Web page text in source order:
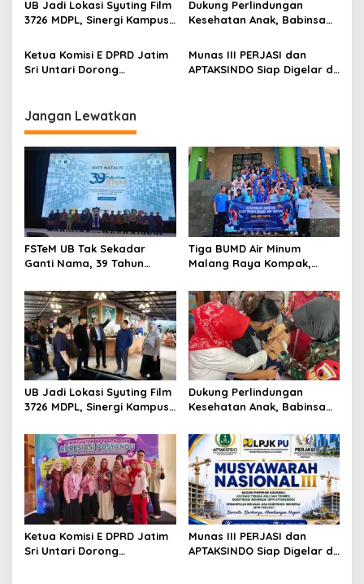
g
a
t
i
n
Teknologi
UB Jadi Lokasi Syuting Film
3726 MDPL, Sinergi Kampus
Hadirkan Pengalaman
Nyata bagi Mahasiswa
Dukung Perlindungan
Kesehatan Anak, Babinsa
Imunisasi 2026
Ketua Komisi E DPRD Jatim
Sri Untari Dorong
Terdepan Layanan
Kesehatan
Munas III PERJASI dan
APTAKSINDO Siap Digelar di
Jangan Lewatkan
FSTeM UB Tak Sekadar
Ganti Nama, 39 Tahun
Trendsetter Sains dan
Teknologi
Tiga BUMD Air Minum
Malang Raya Kompak,
Tapi Juga Prestasi
UB Jadi Lokasi Syuting Film
3726 MDPL, Sinergi Kampus
Hadirkan Pengalaman
Nyata bagi Mahasiswa
Dukung Perlindungan
Kesehatan Anak, Babinsa
Imunisasi 2026
Ketua Komisi E DPRD Jatim
Sri Untari Dorong
Munas III PERJASI dan
APTAKSINDO Siap Digelar di